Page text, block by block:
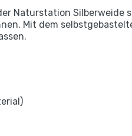
Naturstation Silberweide
Mit dem